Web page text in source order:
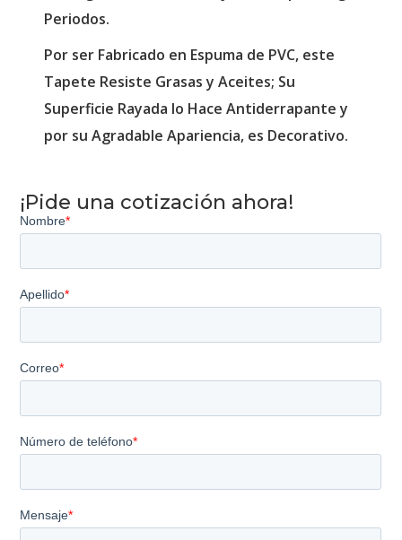
Periodos.
Por ser Fabricado en Espuma de PVC, este
Tapete Resiste Grasas y Aceites; Su
Superficie Rayada lo Hace Antiderrapante y
por su Agradable Apariencia, es Decorativo.
¡Pide una cotización ahora!